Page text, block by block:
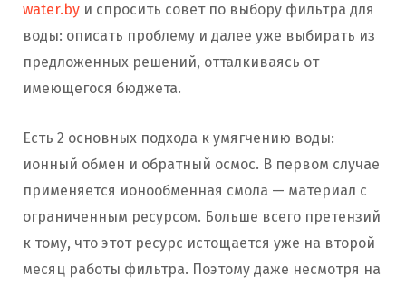
water.by и спросить совет по выбору фильтра для
воды: описать проблему и далее уже выбирать из
предложенных решений, отталкиваясь от
имеющегося бюджета.
Есть 2 основных подхода к умягчению воды:
ионный обмен и обратный осмос. В первом случае
применяется ионообменная смола — материал с
ограниченным ресурсом. Больше всего претензий
к тому, что этот ресурс истощается уже на второй
месяц работы фильтра. Поэтому даже несмотря на